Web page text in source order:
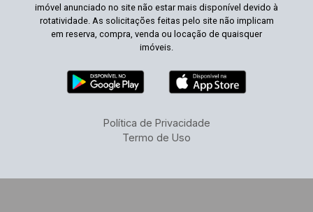
imóvel anunciado no site não estar mais disponível devido à
rotatividade. As solicitações feitas pelo site não implicam
em reserva, compra, venda ou locação de quaisquer
imóveis.
Política de Privacidade
Termo de Uso